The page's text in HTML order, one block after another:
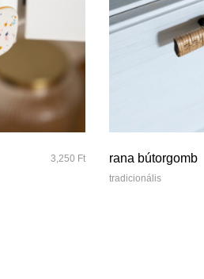
3,250 Ft
rana bútorgomb
tradicionális